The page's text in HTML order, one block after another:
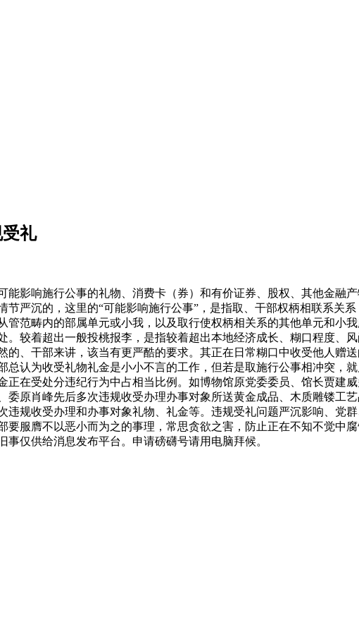
礼
影响施行公事的礼物、消费卡（券）和有价证券、股权、其他金融
节严沉的，这里的“可能影响施行公事”，是指取、干部权柄相联系关
管范畴内的部属单元或小我，以及取行使权柄相关系的其他单元和小
较着超出一般投桃报李，是指较着超出本地经济成长、糊口程度、
的、干部来讲，该当有更严酷的要求。其正在日常糊口中收受他人赠
总认为收受礼物礼金是小小不言的工作，但若是取施行公事相冲突，
正在受处分违纪行为中占相当比例。如博物馆原党委委员、馆长贾建
委原肖峰先后多次违规收受办理办事对象所送黄金成品、木质雕镂工
违规收受办理和办事对象礼物、礼金等。违规受礼问题严沉影响、党
要服膺不以恶小而为之的事理，常思贪欲之害，防止正在不知不觉中
事仅供给消息发布平台。申请磅礴号请用电脑拜候。